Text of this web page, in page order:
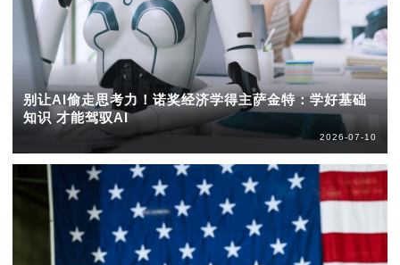
别让AI偷走思考力！诺奖经济学得主萨金特：学好基础
知识 才能驾驭AI
2026-07-10